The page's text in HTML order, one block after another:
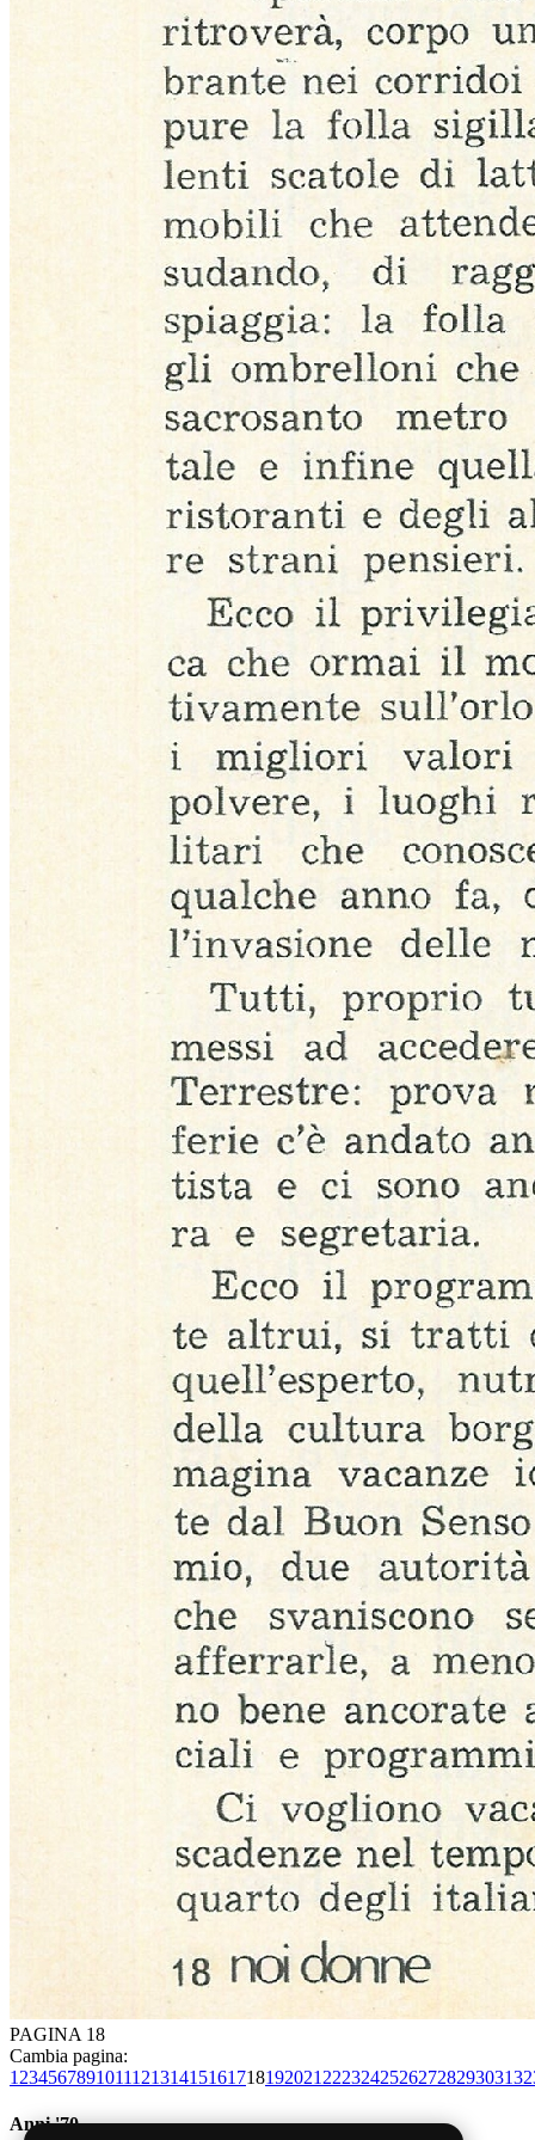
PAGINA 18
Cambia pagina:
1 23456789101112131415161718192021 2223242526272829303132
Anni '70